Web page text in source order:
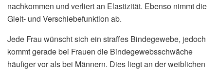
nachkommen und verliert an Elastizität. Ebenso nimmt die
Gleit- und Verschiebefunktion ab.
Jede Frau wünscht sich ein straffes Bindegewebe, jedoch
kommt gerade bei Frauen die Bindegewebsschwäche
häufiger vor als bei Männern. Dies liegt an der weiblichen